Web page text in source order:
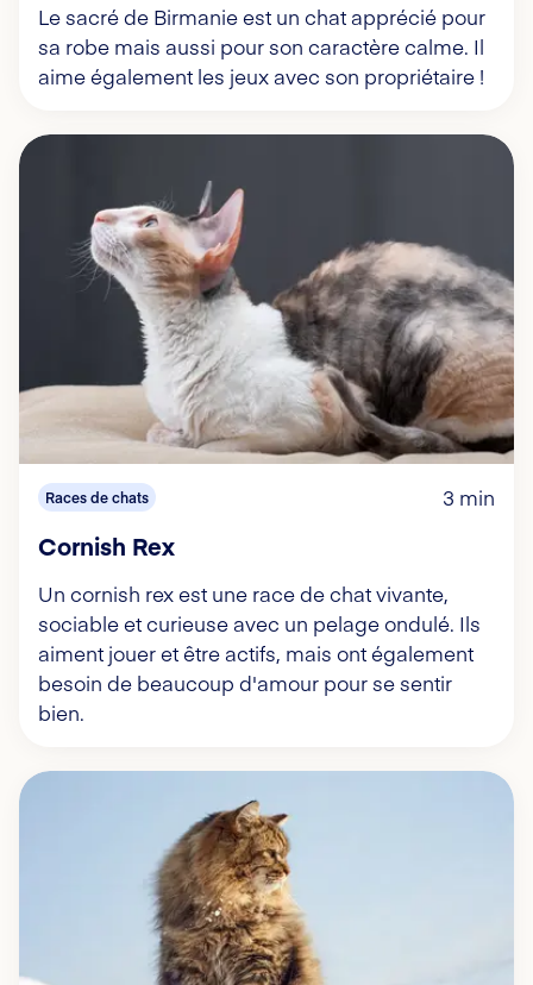
Le sacré de Birmanie est un chat apprécié pour
sa robe mais aussi pour son caractère calme. Il
aime également les jeux avec son propriétaire !
Races de chats 3 min
Cornish Rex
Un cornish rex est une race de chat vivante,
sociable et curieuse avec un pelage ondulé. Ils
aiment jouer et être actifs, mais ont également
besoin de beaucoup d'amour pour se sentir
bien.